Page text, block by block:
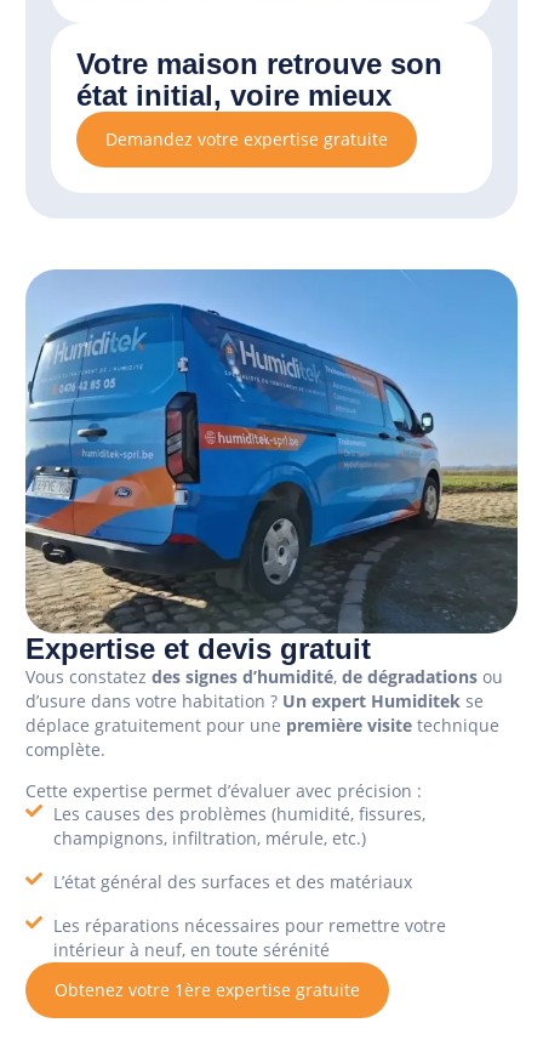
Votre maison retrouve son
état initial, voire mieux
Demandez votre expertise gratuite
Expertise et devis gratuit
Vous constatez des signes d’humidité, de dégradations ou
d’usure dans votre habitation ? Un expert Humiditek se
déplace gratuitement pour une première visite technique
complète.
Cette expertise permet d’évaluer avec précision :
Les causes des problèmes (humidité, fissures,
champignons, infiltration, mérule, etc.)
L’état général des surfaces et des matériaux
Les réparations nécessaires pour remettre votre
intérieur à neuf, en toute sérénité
Obtenez votre 1ère expertise gratuite